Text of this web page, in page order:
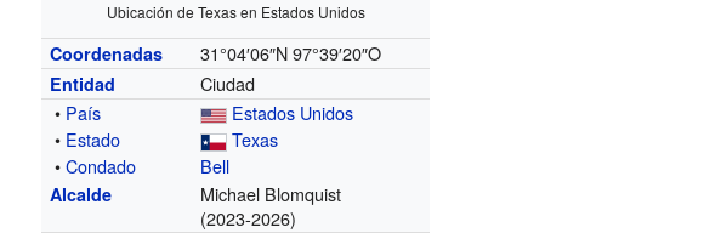
Ubicación de Texas en Estados Unidos
Coordenadas 31°04′06″N 97°39′20″O
Entidad
Ciudad
• País
Estados Unidos
• Estado
Texas
•Condado Bell
Alcalde
Michael Blomquist
(2023-2026)